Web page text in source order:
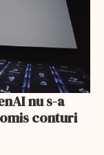
nu s-a
conturi